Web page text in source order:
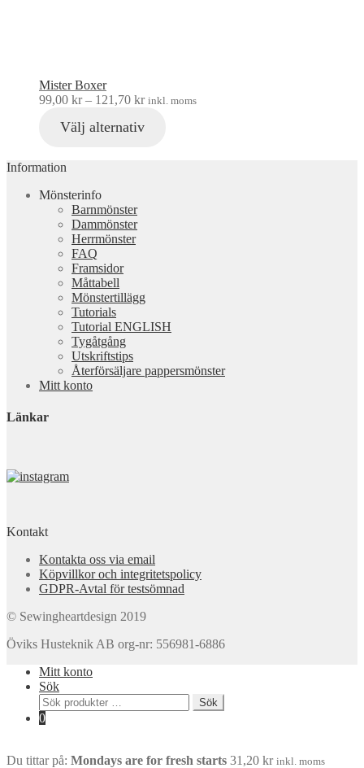
Mister Boxer
99,00 kr– 121,70 kr inkl. moms
Välj alternativ
Information
Mönsterinfo
Barnmönster
Dammönster
Herrmönster
FAQ
Framsidor
Måttabell
Mönstertillägg
Tutorials
Tutorial ENGLISH
Tygåtgång
Utskriftstips
Återförsäljare pappersmönster
Mitt konto
Länkar
Kontakt
Kontakta oss via email
Köpvillkor och integritetspolicy
GDPR-Avtal för testsömnad
© Sewingheartdesign 2019
Öviks Husteknik AB org-nr: 556981-6886
Mitt konto
Sök
Sök
efter:
Sök
0
Du tittar på: Mondays are for fresh starts 31,20 kr inkl. moms